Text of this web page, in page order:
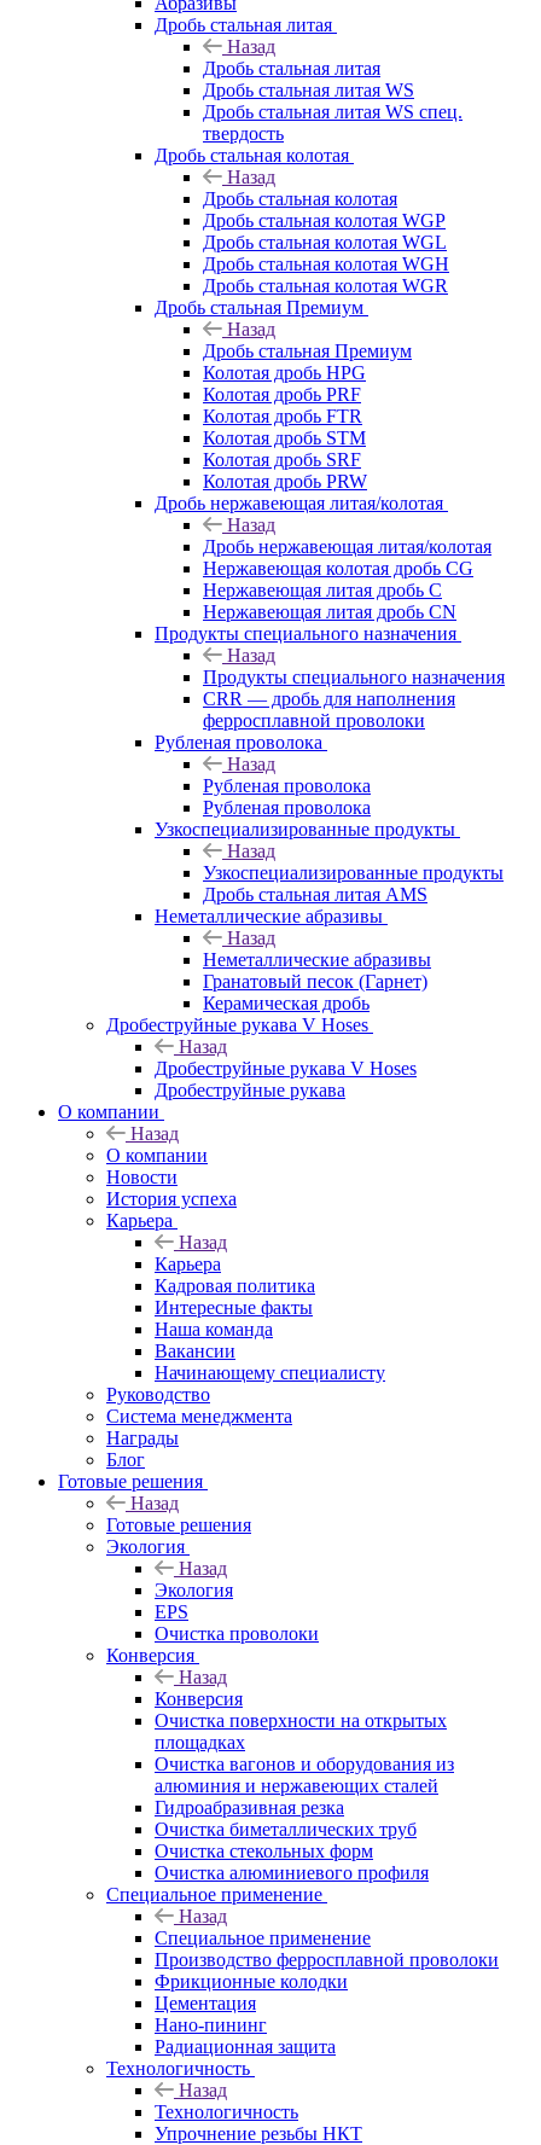
Дробь стальная литая
Назад
Дробь стальная литая
Дробь стальная литая WS
Дробь стальная литая WS спец.
твердость
Дробь стальная колотая
Назад
Дробь стальная колотая
Дробь стальная колотая WGP
Дробь стальная колотая WGL
Дробь стальная колотая WGH
Дробь стальная колотая WGR
Дробь стальная Премиум
Назад
Дробь стальная Премиум
Колотая дробь HPG
Колотая дробь PRF
Колотая дробь FTR
Колотая дробь STM
Колотая дробь SRF
Колотая дробь PRW
Дробь нержавеющая литая/колотая
Назад
Дробь нержавеющая литая/колотая
Нержавеющая колотая дробь CG
Нержавеющая литая дробь C
Нержавеющая литая дробь CN
Продукты специального назначения
Назад
Продукты специального назначения
CRR — дробь для наполнения
ферросплавной проволоки
Рубленая проволока
Назад
Рубленая проволока
Рубленая проволока
Узкоспециализированные продукты
Назад
Узкоспециализированные продукты
Дробь стальная литая AMS
Неметаллические абразивы
Назад
Неметаллические абразивы
Гранатовый песок (Гарнет)
Керамическая дробь
Дробеструйные рукава V Hoses
Назад
Дробеструйные рукава V Hoses
Дробеструйные рукава
О компании
Назад
О компании
Новости
История успеха
Карьера
Назад
Карьера
Кадровая политика
Интересные факты
Наша команда
Вакансии
Начинающему специалисту
Руководство
Система менеджмента
Награды
Блог
Готовые решения
Назад
Готовые решения
Экология
Назад
Экология
EPS
Очистка проволоки
Конверсия
Назад
Конверсия
Очистка поверхности на открытых
площадках
Очистка вагонов и оборудования из
алюминия и нержавеющих сталей
Гидроабразивная резка
Очистка биметаллических труб
Очистка стекольных форм
Очистка алюминиевого профиля
Специальное применение
Назад
Специальное применение
Производство ферросплавной проволоки
Фрикционные колодки
Цементация
Нано-пининг
Радиационная защита
Технологичность
Назад
Технологичность
Упрочнение резьбы НКТ